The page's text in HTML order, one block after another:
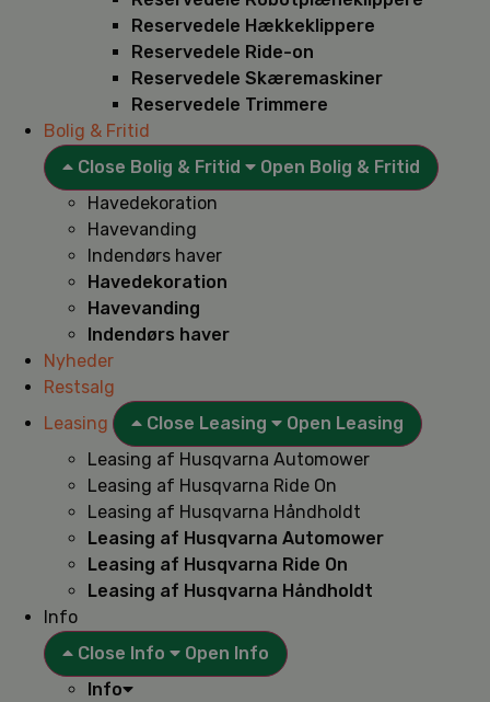
Reservedele Hækkeklippere
Reservedele Ride-on
Reservedele Skæremaskiner
Reservedele Trimmere
Bolig & Fritid
Close Bolig & Fritid
Open Bolig & Fritid
Havedekoration
Havevanding
Indendørs haver
Havedekoration
Havevanding
Indendørs haver
Nyheder
Restsalg
Leasing
Close Leasing
Open Leasing
Leasing af Husqvarna Automower
Leasing af Husqvarna Ride On
Leasing af Husqvarna Håndholdt
Leasing af Husqvarna Automower
Leasing af Husqvarna Ride On
Leasing af Husqvarna Håndholdt
Info
Close Info
Open Info
Info